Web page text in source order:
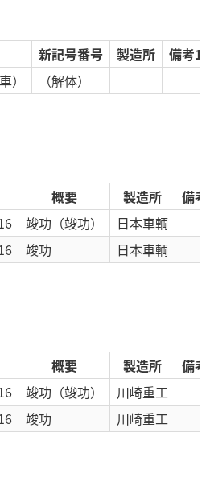
新記号番号 製造所
備考1
） （解体）
概要 製造所
備
竣功 （竣功）
日本車輌
竣功 日本車輌
概要 製造所
備
竣功 （竣功）
川崎重工
竣功 川崎重工